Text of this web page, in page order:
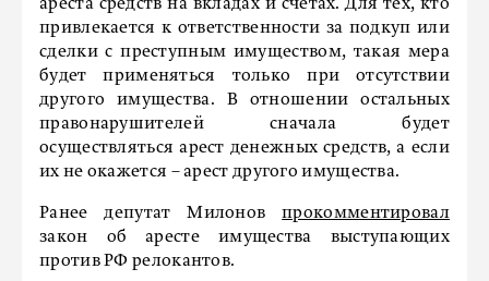
ареста средств на вкладах и счетах. Для тех, кто
привлекается к ответственности за подкуп или
сделки с преступным имуществом, такая мера
будет применяться только при отсутствии
другого имущества. В отношении остальных
правонарушителей сначала будет
осуществляться арест денежных средств, а если
их не окажется – арест другого имущества.
Ранее депутат Милоновпрокомментировал
закон об аресте имущества выступающих
против РФ релокантов.